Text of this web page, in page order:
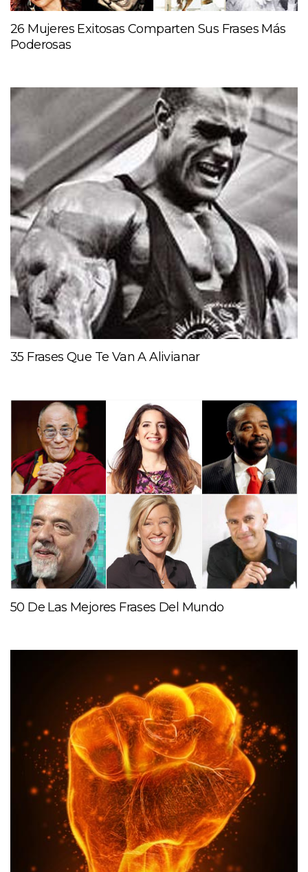
26 Mujeres Exitosas Comparten Sus Frases Más
Poderosas
35 Frases Que Te Van A Alivianar
50 De Las Mejores Frases Del Mundo